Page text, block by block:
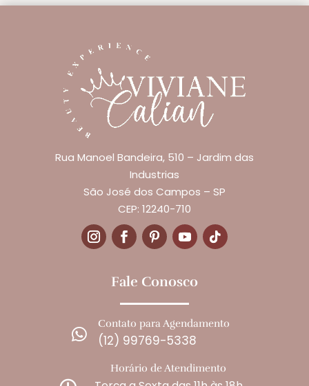
Rua Manoel Bandeira, 510 – Jardim das
Industrias
São José dos Campos – SP
CEP: 12240-710
Fale Conosco

Contato para Agendamento
(12) 99769-5338
Horário de Atendimento